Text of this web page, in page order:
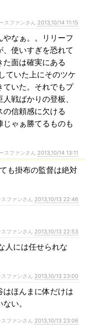
スファンさん 2013,10/14 11:15
なぁ。。リリーフ
使いすぎを恐れて
面は確実にある
ていた上にそのツケ
ていた。それでもプ
戦ばかりの登板、
信頼感に欠ける
じゃぁ勝てるものも
スファンさん 2013,10/14 13:11
も掛布の監督は絶対
ファンさん 2013,10/13 22:46
ファンさん 2013,10/13 22:53
人には任せられな
ファンさん 2013,10/13 23:00
はほんまに体だけは
い。
ファンさん 2013,10/13 23:06